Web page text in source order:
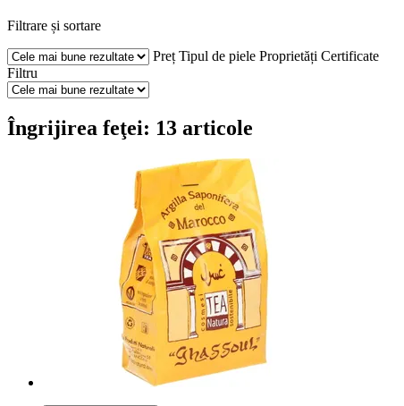
Filtrare și sortare
Preț Tipul de piele Proprietăți Certificate
Filtru
Îngrijirea feţei: 13 articole